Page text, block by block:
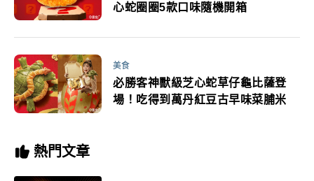
心蛇圈圈5款口味隨機開箱
美食
必勝客神獸級芝心蛇草仔龜比薩登
場！吃得到萬丹紅豆古早味菜脯米
熱門文章